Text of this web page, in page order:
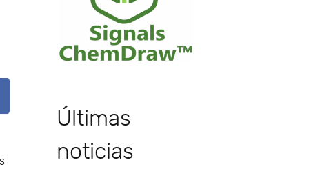
Últimas
noticias